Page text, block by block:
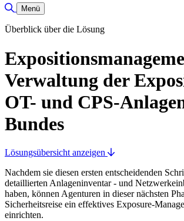
Suche umschalten
Menü
Überblick über die Lösung
Verwaltung der
OT- und CPS-
Bundes
Lösungsübersicht anzeigen
Nachdem sie diesen ersten entscheidenden
detaillierten Anlageninventar - und
haben, können Agenturen in dieser nächsten
Sicherheitsreise ein effektives Exposure-
einrichten.